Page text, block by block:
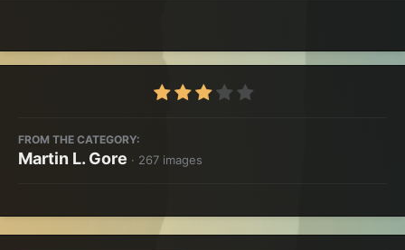
FROM THE CATEGORY:
Martin L. Gore · 267 images